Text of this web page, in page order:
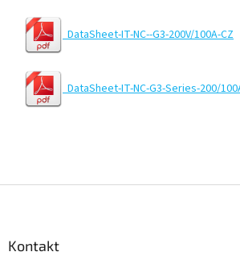
DataSheet-IT-NC--G3-200V/100A-CZ
DataSheet-IT-NC-G3-Series-200/
Kontakt